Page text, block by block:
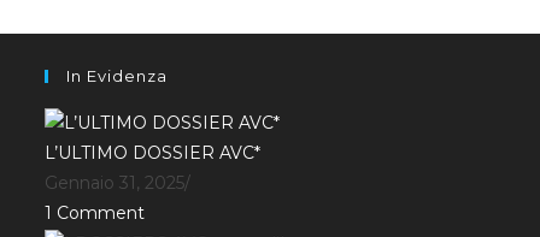
In Evidenza
L’ULTIMO DOSSIER AVC*
Gennaio 31, 2025/
1 Comment